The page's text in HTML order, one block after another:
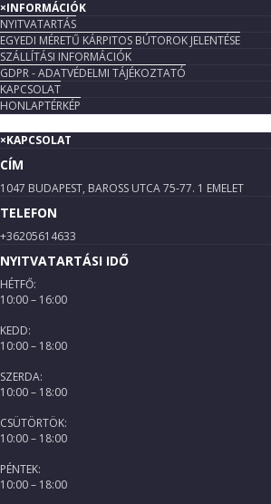
×INFORMÁCIÓK
NYITVATARTÁS
EGYEDI MÉRETŰ KÁRPITOS BÚTOROK JELENTÉSE
SZÁLLÍTÁSI INFORMÁCIÓK
GDPR - ADATVÉDELMI TÁJÉKOZTATÓ
KAPCSOLAT
HONLAPTÉRKÉP
×KAPCSOLAT
CÍM
1047 BUDAPEST, BAROSS UTCA 75-77. 1 EMELET
TELEFON
+36205614633
NYITVATARTÁSI IDŐ
HÉTFŐ:
10:00 – 16:00
KEDD:
10:00 – 18:00
SZERDA:
10:00 – 18:00
CSÜTÖRTÖK:
10:00 – 18:00
PÉNTEK:
10:00 – 18:00